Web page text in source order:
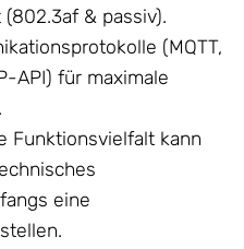
& passiv).
(MQTT,
API) für maximale
Funktionsvielfalt kann
eine